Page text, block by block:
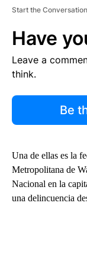
Start the Conversation
Have
Leave a
think.
Be
Una de ellas es la
Metropolitana de
Nacional en la
una delincuencia